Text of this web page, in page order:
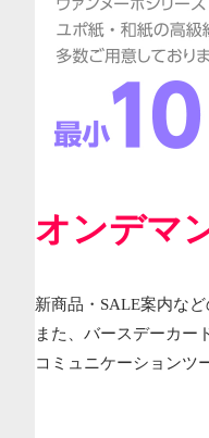
オンデマ
新商品・SALE案内な
また、バースデーカー
コミュニケーションツ